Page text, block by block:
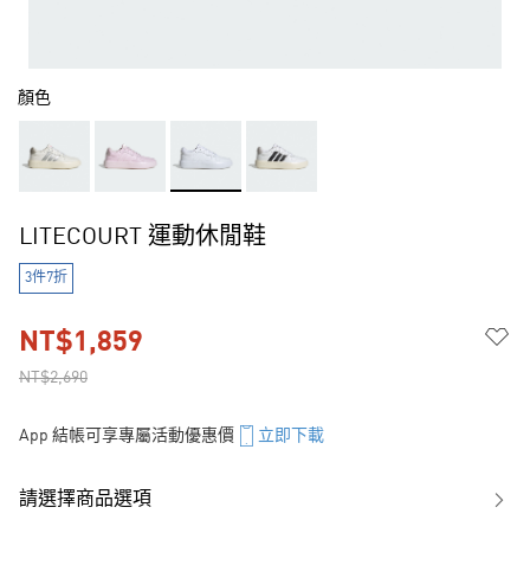
顏色
LITECOURT 運動休閒鞋
3件7折
NT$2,690
NT$1,859
App 結帳可享專屬活動優惠價 立即下載
請選擇商品選項